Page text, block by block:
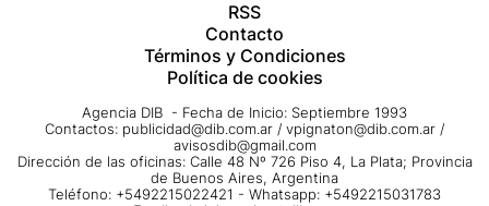
RSS
Contacto
Términos y Condiciones
Política de cookies
Agencia DIB - Fecha de Inicio: Septiembre 1993
Contactos: publicidad@dib.com.ar / vpignaton@dib.com.ar /
avisosdib@gmail.com
Dirección de las oficinas: Calle 48 Nº 726 Piso 4, La Plata; Provincia
de Buenos Aires, Argentina
Teléfono: +5492215022421 - Whatsapp: +5492215031783